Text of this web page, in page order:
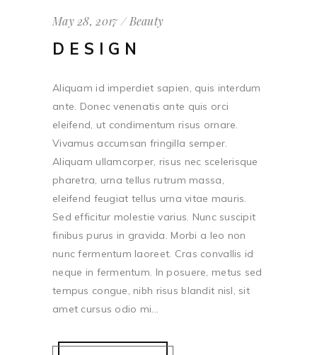
May 28, 2017 Beauty
DESIGN
Aliquam id imperdiet sapien, quis interdum
ante. Donec venenatis ante quis orci
eleifend, ut condimentum risus ornare.
Vivamus accumsan fringilla semper.
Aliquam ullamcorper, risus nec scelerisque
pharetra, urna tellus rutrum massa,
eleifend feugiat tellus urna vitae mauris.
Sed efficitur molestie varius. Nunc suscipit
finibus purus in gravida. Morbi a leo non
nunc fermentum laoreet. Cras convallis id
neque in fermentum. In posuere, metus sed
tempus congue, nibh risus blandit nisl, sit
amet cursus odio mi...